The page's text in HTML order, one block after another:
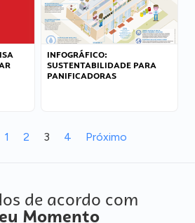
INFOGRÁFICO:
SUSTENTABILIDADE PARA
PANIFICADORAS
1 2 3 4 Próximo
de acordo com
Momento